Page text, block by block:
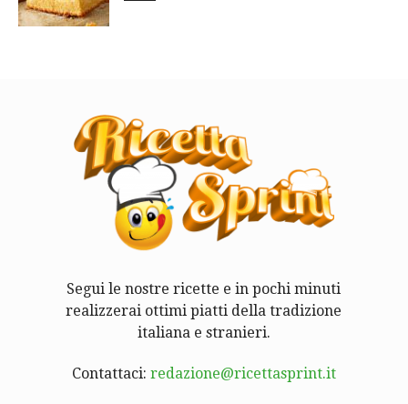
Segui le nostre ricette e in pochi minuti
realizzerai ottimi piatti della tradizione
italiana e stranieri.
Contattaci: redazione@ricettasprint.it